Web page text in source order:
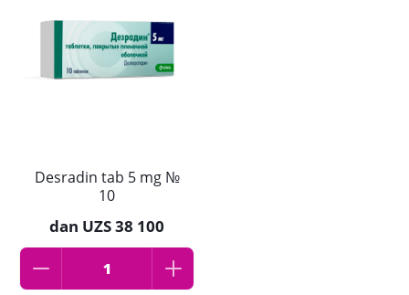
Desradin tab 5 mg №
10
dan UZS 38 100